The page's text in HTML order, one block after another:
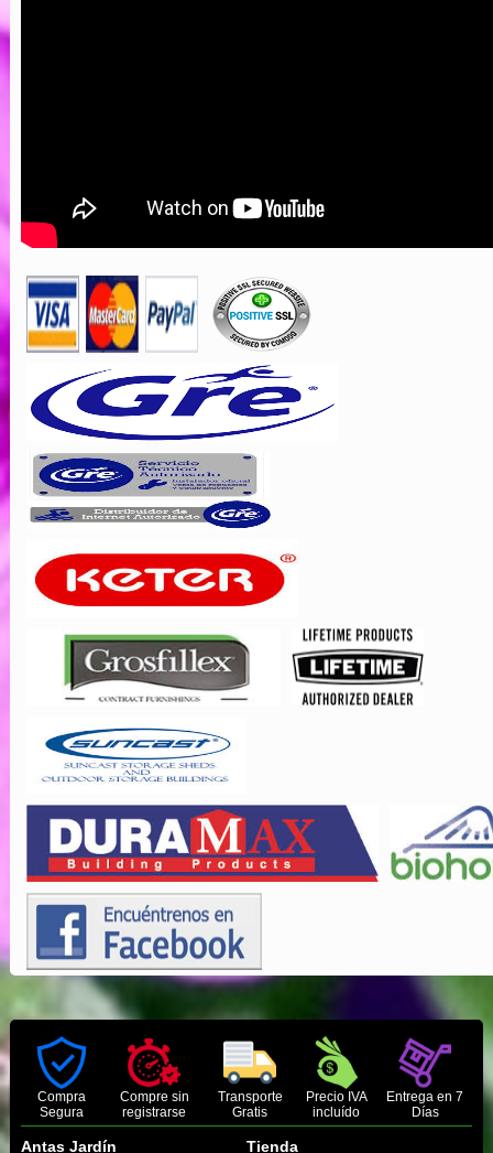
Compra
Segura
Compre sin
registrarse
Transporte
Gratis
Precio IVA
incluído
Entrega en 7
Días
Antas Jardín Tienda